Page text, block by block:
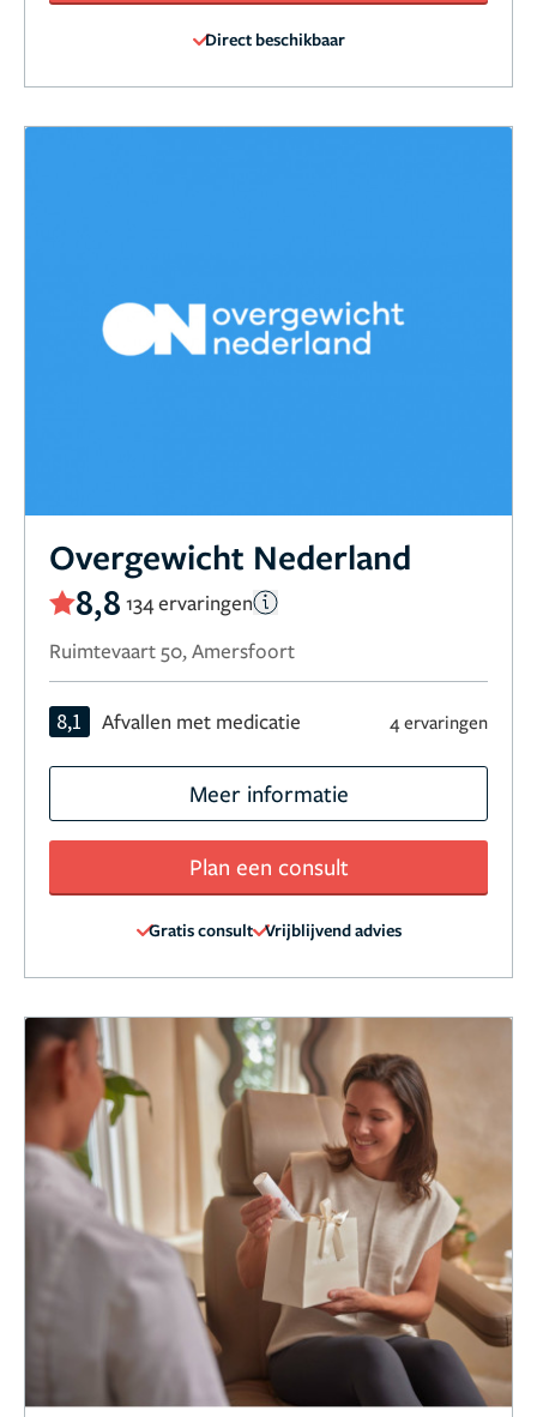
Direct beschikbaar
Overgewicht Nederland
8,8 134 ervaringen
Ruimtevaart 50, Amersfoort
8,1 Afvallen met medicatie 4 ervaringen
Meer informatie
Plan een consult
Gratis consult Vrijblijvend advies